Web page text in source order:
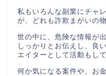
私もいろんな副業にチャ
が、どれも詐欺まがいの
世の中に、危険な情報が
しっかりとお伝えし、良
エイターとして活動もし
何か気になる案件や、お